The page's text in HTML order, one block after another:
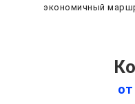
экономичный